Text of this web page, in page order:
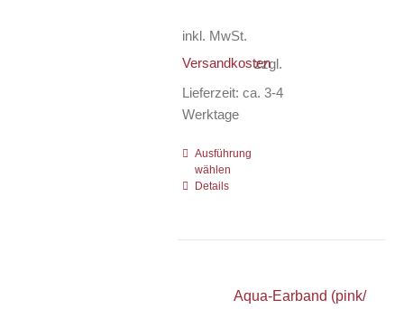
inkl. MwSt.
zzgl.
Versandkosten
Lieferzeit: ca. 3-4
Werktage
Ausführung
wählen
Details
Aqua-Earband (pink/